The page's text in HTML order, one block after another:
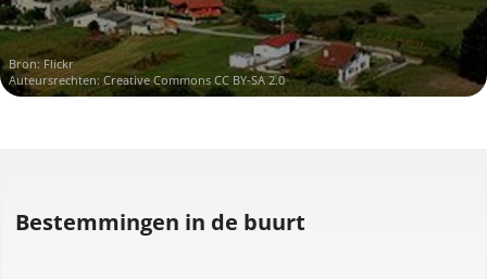
Bron:Flickr
Auteursrechten: Creative Commons CC BY-SA 2.0
Bestemmingen in de buurt